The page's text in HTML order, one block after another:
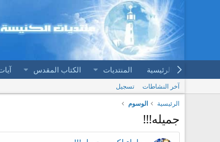
الرئيسية المنتديات الكتاب المقدس
آخر النشاطات
تسجيل
الرئيسية
الوسوم
جميله!!!